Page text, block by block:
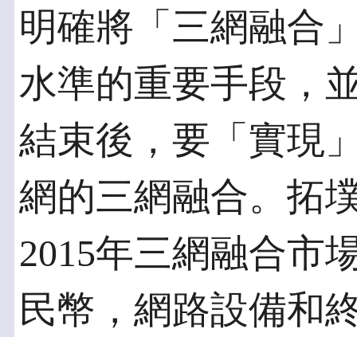
明確將「三網融合
水準的重要手段，
結束後，要「實現
網的三網融合。拓
2015年三網融合市
民幣，網路設備和